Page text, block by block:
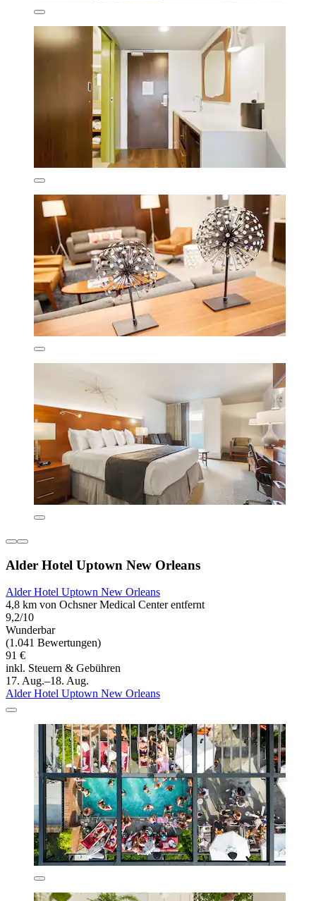
Alder Hotel Uptown New Orleans
Alder Hotel Uptown New Orleans
4,8 km von Ochsner Medical Center entfernt
9,2/10
Wunderbar
(1.041 Bewertungen)
91 €
inkl. Steuern & Gebühren
17. Aug.–18. Aug.
Alder Hotel Uptown New Orleans